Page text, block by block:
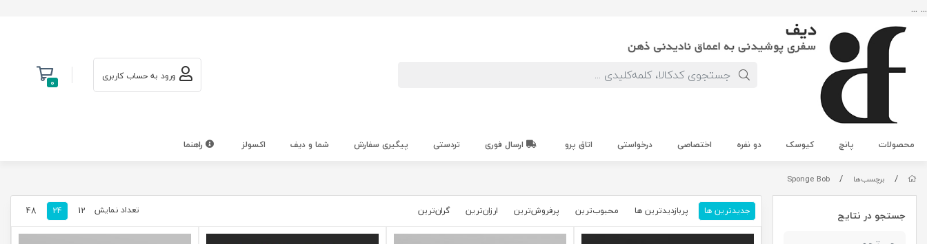
... ...
ورود به حساب کاربری 0
محصولات پانچ کیوسک دو نفره اختصاصی درخواستی اتاق پرو ارسال فوری تردستی پیگیری سفارش شما و دیف اکسولز راهنما
/ برچسب‌ها /
Sponge Bob
جستجو در نتایج جدیدترین ها پربازدیدترین ها محبوب‌‌ترین پرفروش‌ترین ارزان‌ترین گران‌ترین تعداد نمایش 12
24
48